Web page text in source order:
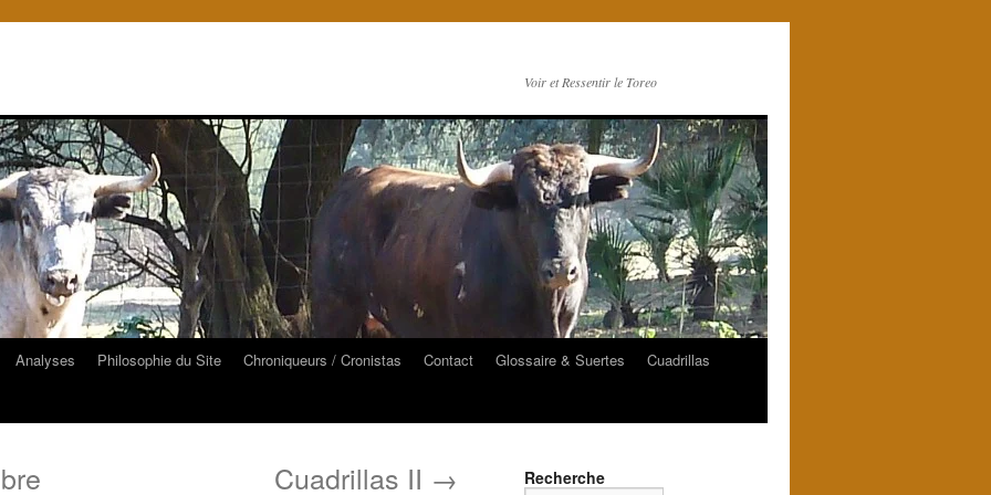
Voir et Ressentir le Toreo
Analyses Philosophie du Site Chroniqueurs / Cronistas Contact Glossaire & Suertes
Cuadrillas
Cuadrillas II → Recherche